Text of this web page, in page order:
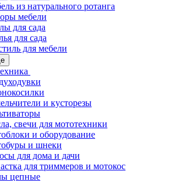
из натурального ротанга
мебели
для сада
для сада
для мебели
и кусторезы
свечи для мототехники
и оборудование
и шнеки
для дома и дачи
для триммеров и мотокос
цепные